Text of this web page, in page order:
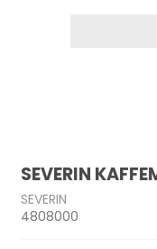
SEVERIN
SEVERIN
4808000